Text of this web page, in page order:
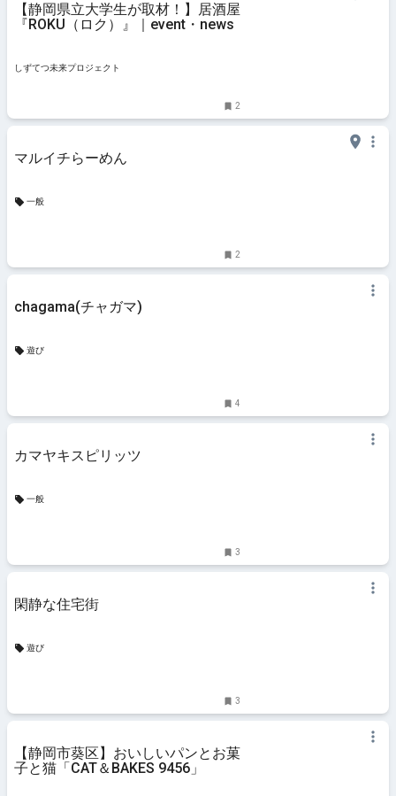
【静岡県立大学生が取材！】居酒屋
『ROKU（ロク）』｜event・news
しずてつ未来プロジェクト
2
マルイチらーめん
一般
2
chagama(チャガマ)
遊び
4
カマヤキスピリッツ
一般
3
閑静な住宅街
遊び
3
【静岡市葵区】おいしいパンとお菓
子と猫「CAT＆BAKES 9456」